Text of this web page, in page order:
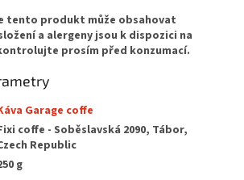
Garage coffe
coffe - Soběslavská 2090, Tábor,
Republic
g